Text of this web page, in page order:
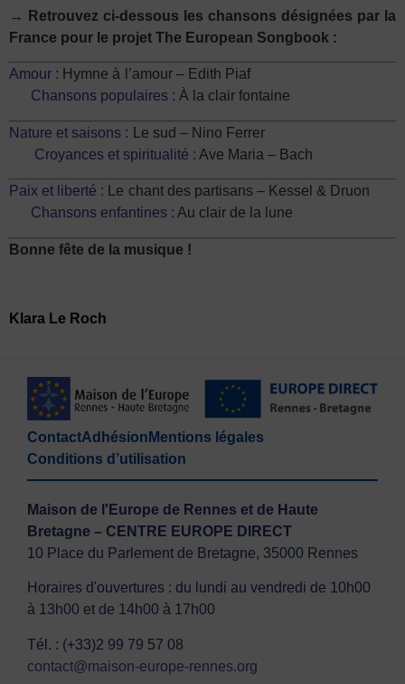
→ Retrouvez ci-dessous les chansons désignées par la
France pour le projet The European Songbook :
Amour : Hymne à l’amour – Edith Piaf
Chansons populaires : À la clair fontaine
Nature et saisons : Le sud – Nino Ferrer
Croyances et spiritualité : Ave Maria – Bach
Paix et liberté : Le chant des partisans – Kessel & Druon
Chansons enfantines : Au clair de la lune
Bonne fête de la musique !
Klara Le Roch
ContactAdhésion Mentions légales
Conditions d’utilisation
Maison de l'Europe de Rennes et de Haute
Bretagne – CENTRE EUROPE DIRECT
10 Place du Parlement de Bretagne, 35000 Rennes
Horaires d'ouvertures : du lundi au vendredi de 10h00
à 13h00 et de 14h00 à 17h00
Tél. : (+33)2 99 79 57 08
contact@maison-europe-rennes.org